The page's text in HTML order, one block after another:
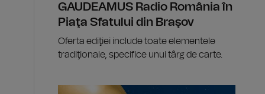
GAUDEAMUS Radio România în
Piaţa Sfatului din Braşov
Oferta ediţiei include toate elementele
tradiţionale, specifice unui târg de carte.